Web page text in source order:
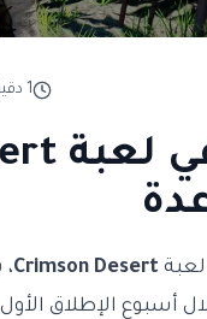
1
Crimson Desert
الإطلاق